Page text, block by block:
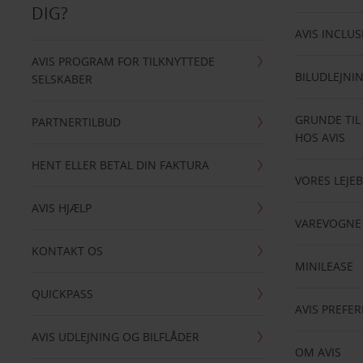
DIG?
AVIS PROGRAM FOR TILKNYTTEDE
SELSKABER
PARTNERTILBUD
HENT ELLER BETAL DIN FAKTURA
AVIS HJÆLP
KONTAKT OS
QUICKPASS
AVIS UDLEJNING OG BILFLÅDER
AVIS
GRUNDE TIL
HOS AVIS
VORES
VAREVOGNE
MINILEASE
AVIS
OM AVIS